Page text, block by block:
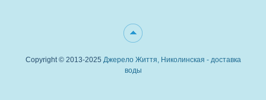
Copyright © 2013-2025 Джерело Життя, Николинская - доставка
воды